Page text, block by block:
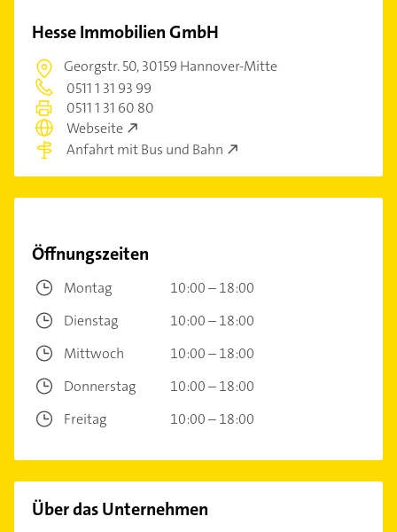
Hesse Immobilien GmbH
Georgstr. 50,30159 Hannover-Mitte
0511 1 31 93 99
0511 1 31 60 80
Webseite
Anfahrt mit Bus und Bahn
Öffnungszeiten
Montag
10:00 – 18:00
Dienstag
10:00 – 18:00
Mittwoch
10:00 – 18:00
Donnerstag
10:00 – 18:00
Freitag
10:00 – 18:00
Über das Unternehmen